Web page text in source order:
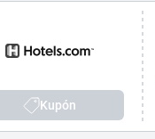
Kupón